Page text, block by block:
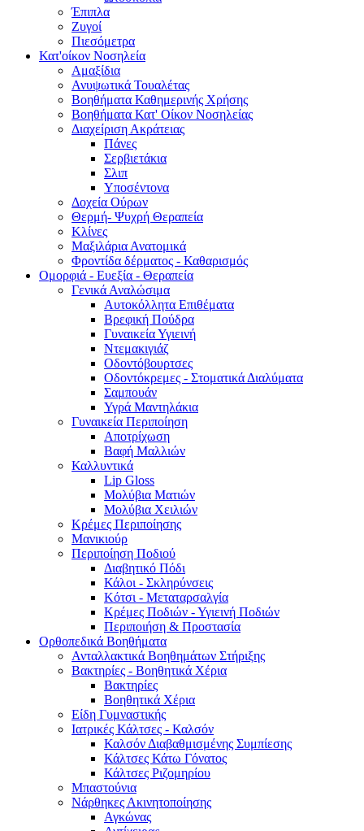
Έπιπλα
Ζυγοί
Πιεσόμετρα
Κατ'οίκον Νοσηλεία
Αμαξίδια
Ανυψωτικά Τουαλέτας
Βοηθήματα Καθημερινής Χρήσης
Βοηθήματα Κατ' Οίκον Νοσηλείας
Διαχείριση Ακράτειας
Πάνες
Σερβιετάκια
Σλιπ
Υποσέντονα
Δοχεία Ούρων
Θερμή- Ψυχρή Θεραπεία
Κλίνες
Μαξιλάρια Ανατομικά
Φροντίδα δέρματος - Καθαρισμός
Ομορφιά - Ευεξία - Θεραπεία
Γενικά Αναλώσιμα
Αυτοκόλλητα Επιθέματα
Βρεφική Πούδρα
Γυναικεία Υγιεινή
Ντεμακιγιάζ
Οδοντόβουρτσες
Οδοντόκρεμες - Στοματικά Διαλύματα
Σαμπουάν
Υγρά Μαντηλάκια
Γυναικεία Περιποίηση
Αποτρίχωση
Βαφή Μαλλιών
Καλλυντικά
Lip Gloss
Μολύβια Ματιών
Μολύβια Χειλιών
Κρέμες Περιποίησης
Μανικιούρ
Περιποίηση Ποδιού
Διαβητικό Πόδι
Κάλοι - Σκληρύνσεις
Κότσι - Μεταταρσαλγία
Κρέμες Ποδιών - Υγιεινή Ποδιών
Περιποιήση & Προστασία
Ορθοπεδικά Βοηθήματα
Ανταλλακτικά Βοηθημάτων Στήριξης
Βακτηρίες - Βοηθητικά Χέρια
Βακτηρίες
Βοηθητικά Χέρια
Είδη Γυμναστικής
Ιατρικές Κάλτσες - Καλσόν
Καλσόν Διαβαθμισμένης Συμπίεσης
Κάλτσες Κάτω Γόνατος
Κάλτσες Ριζομηρίου
Μπαστούνια
Νάρθηκες Ακινητοποίησης
Αγκώνας